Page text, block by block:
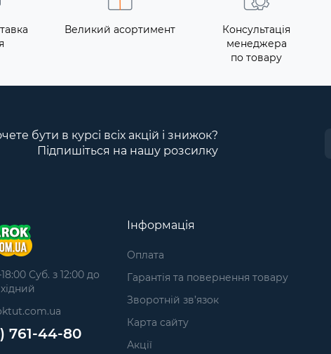
Великий асортимент
Консультація
менеджера
по товару
бути в курсі всіх акцій і знижок?
Підпишіться на нашу розсилку
Суб. з 12:00 до
761-44-80
Інформація
Оплата
Гарантія та повернення товару
Зворотній зв’язок
Карта сайту
Акції